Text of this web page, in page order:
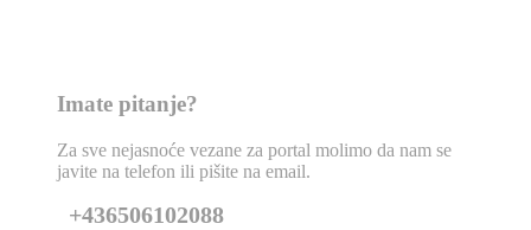
Imate pitanje?
Za sve nejasnoće vezane za portal molimo da nam se
javite na telefon ili pišite na email.
+436506102088